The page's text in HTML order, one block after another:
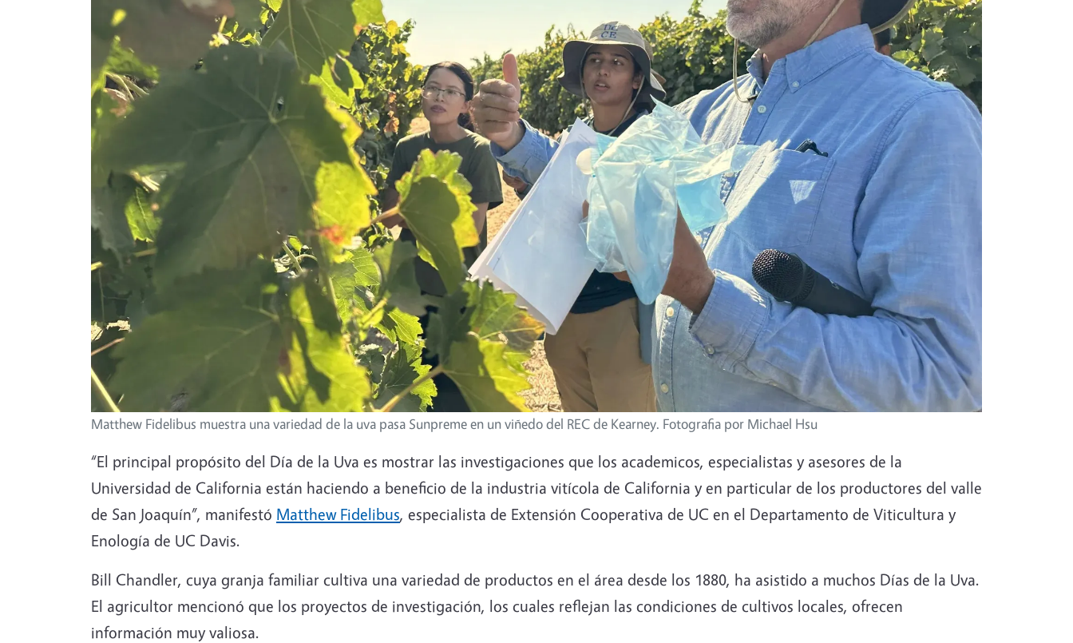
Matthew Fidelibus muestra una variedad de la uva pasa Sunpreme en un viñedo del REC de Kearney. Fotografia por Michael Hsu
“El principal propósito del Día de la Uva es mostrar las investigaciones que los academicos, especialistas y asesores de la
Universidad de California están haciendo a beneficio de la industria vitícola de California y en particular de los productores del valle
de San Joaquín”, manifestó Matthew Fidelibus, especialista de Extensión Cooperativa de UC en el Departamento de Viticultura y
Enología de UC Davis.
Bill Chandler, cuya granja familiar cultiva una variedad de productos en el área desde los 1880, ha asistido a muchos Días de la Uva.
El agricultor mencionó que los proyectos de investigación, los cuales reflejan las condiciones de cultivos locales, ofrecen
información muy valiosa.